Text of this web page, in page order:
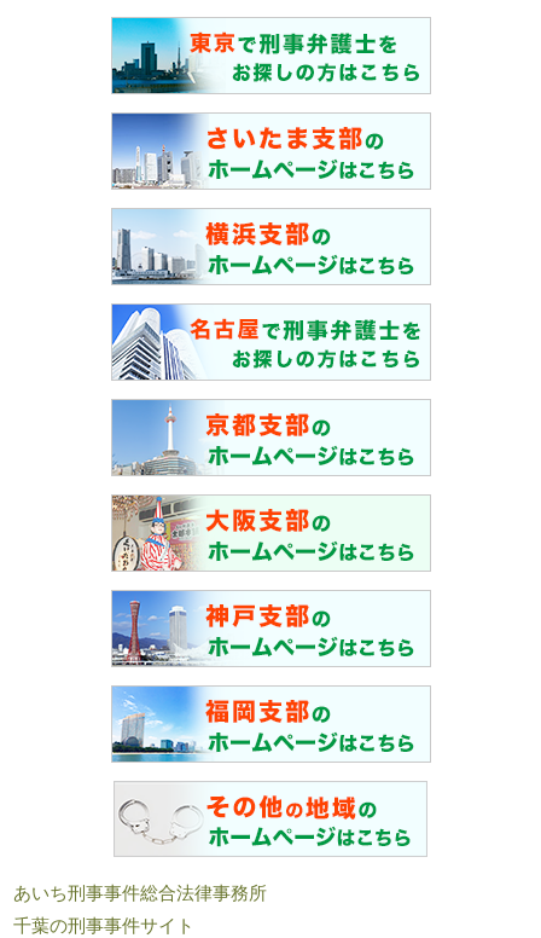
あいち刑事事件総合法律事務所
千葉の刑事事件サイト